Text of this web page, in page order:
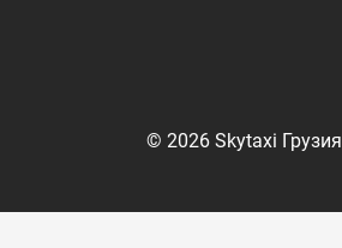
© 2026 Skytaxi Грузия